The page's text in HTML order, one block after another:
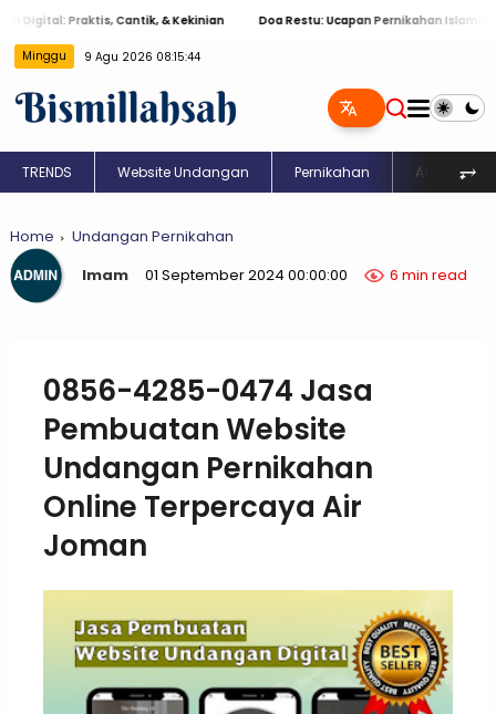
Praktis, Cantik, & Kekinian Doa Restu: Ucapan Pernikahan Islami
Minggu 9 Agu 2026 08:15:45
TRENDS Website Undangan Pernikahan Aqiqah⥅
Home
Undangan Pernikahan
Imam
01 September 2024 00:00:00 6 min read
0856-4285-0474 Jasa
Pembuatan Website
Undangan Pernikahan
Online Terpercaya Air
Joman